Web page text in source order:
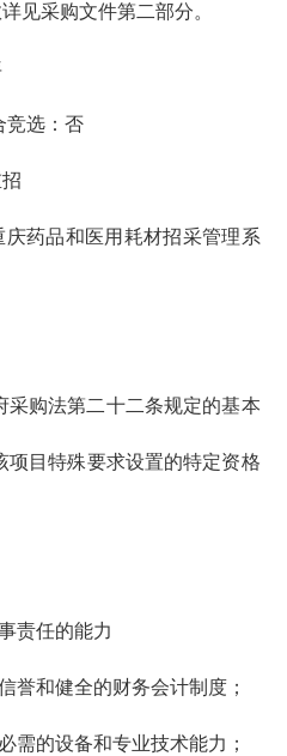
见采购文件第二部分。
竞选：否
庆药品和医用耗材招采管理系
采购法第二十二条规定的基本
项目特殊要求设置的特定资格
责任的能力
誉和健全的财务会计制度；
需的设备和专业技术能力；